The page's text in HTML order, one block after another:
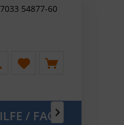
54877-60
/ FAQ